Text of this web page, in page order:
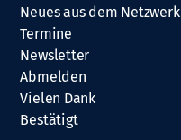
Neues aus dem Netzwerk
Termine
Newsletter
Abmelden
Vielen Dank
Bestätigt